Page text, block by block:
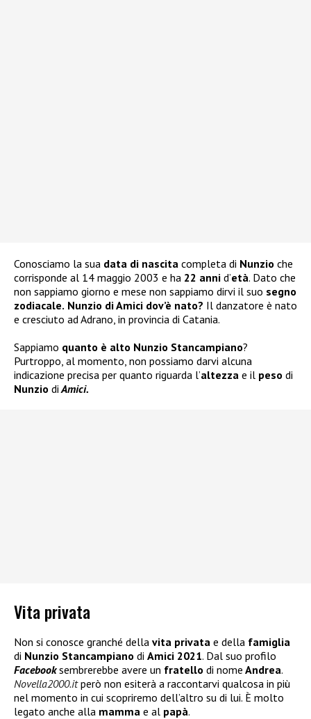
Conosciamo la sua data di nascita completa di Nunzio che
corrisponde al 14 maggio 2003 e ha 22 anni d’età. Dato che
non sappiamo giorno e mese non sappiamo dirvi il suo segno
zodiacale. Nunzio di Amici dov’è nato? Il danzatore è nato
e cresciuto ad Adrano, in provincia di Catania.
Sappiamo quanto è alto Nunzio Stancampiano?
Purtroppo, al momento, non possiamo darvi alcuna
indicazione precisa per quanto riguarda l’altezza e il peso di
Nunzio di Amici.
Vita privata
Non si conosce granché della vita privata e della famiglia
di Nunzio Stancampiano di Amici 2021. Dal suo profilo
Facebooksembrerebbe avere un fratello di nome Andrea.
Novella2000.it però non esiterà a raccontarvi qualcosa in più
nel momento in cui scopriremo dell’altro su di lui. È molto
legato anche alla mamma e al papà.